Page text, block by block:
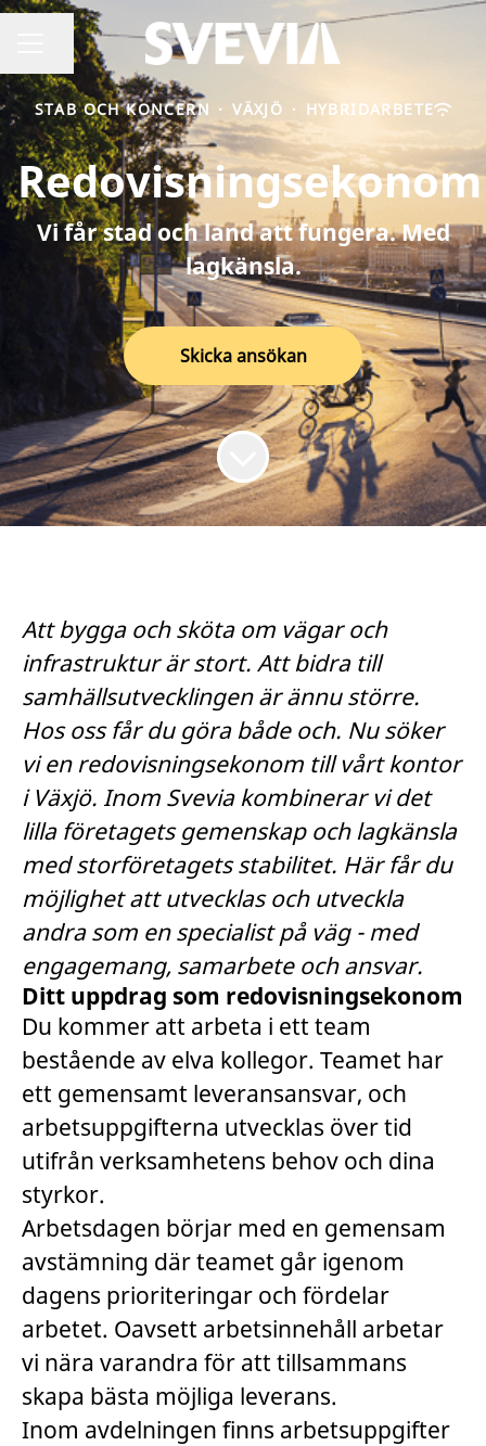
Karriärmeny
Dela sidan
STAB OCH KONCERN · VÄXJÖ · HYBRIDARBETE
Redovisningsekonom
Vi får stad och land att fungera. Med
lagkänsla.
Skicka ansökan
Att bygga och sköta om vägar och
infrastruktur är stort. Att bidra till
samhällsutvecklingen är ännu större.
Hos oss får du göra både och. Nu söker
vi en redovisningsekonom till vårt kontor
i Växjö. Inom Svevia kombinerar vi det
lilla företagets gemenskap och lagkänsla
med storföretagets stabilitet. Här får du
möjlighet att utvecklas och utveckla
andra som en specialist på väg - med
engagemang, samarbete och ansvar.
Ditt uppdrag som redovisningsekonom
Du kommer att arbeta i ett team
bestående av elva kollegor. Teamet har
ett gemensamt leveransansvar, och
arbetsuppgifterna utvecklas över tid
utifrån verksamhetens behov och dina
styrkor.
Arbetsdagen börjar med en gemensam
avstämning där teamet går igenom
dagens prioriteringar och fördelar
arbetet. Oavsett arbetsinnehåll arbetar
vi nära varandra för att tillsammans
skapa bästa möjliga leverans.
Inom avdelningen finns arbetsuppgifter